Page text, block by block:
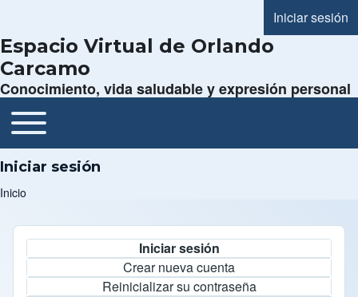
Menú de
Iniciar sesión
Espacio Virtual de Orlando
Carcamo
Conocimiento, vida saludable y expresión personal
Navegación principal
Toggle main menu
Iniciar sesión
Inicio
Solapas principales
Iniciar sesión
Crear nueva cuenta
Reinicializar su contraseña